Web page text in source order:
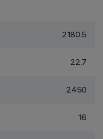
2180.5
22.7
2450
16